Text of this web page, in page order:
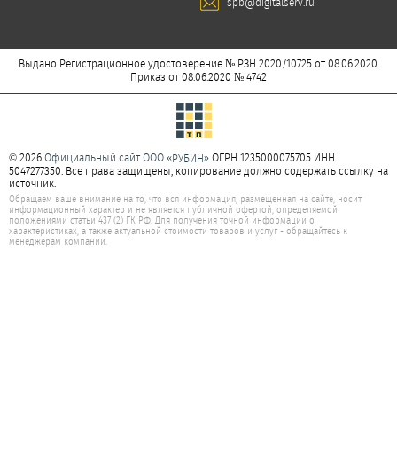
spb@digitalserv.ru
Выдано Регистрационное удостоверение № РЗН 2020/10725 от 08.06.2020.
Приказ от 08.06.2020 № 4742
© 2026 Официальный сайт ООО «РУБИН» ОГРН 1235000075705 ИНН
5047277350. Все права защищены, копирование должно содержать ссылку на
источник.
Обращаем ваше внимание на то, что вся информация, размещенная на сайте, носит
информационный характер и не является публичной офертой, определяемой
положениями статьи 437 (2) ГК РФ. Для получения точной информации о
характеристиках, а также актуальной стоимости товаров и услуг - обращайтесь к
менеджерам компании.